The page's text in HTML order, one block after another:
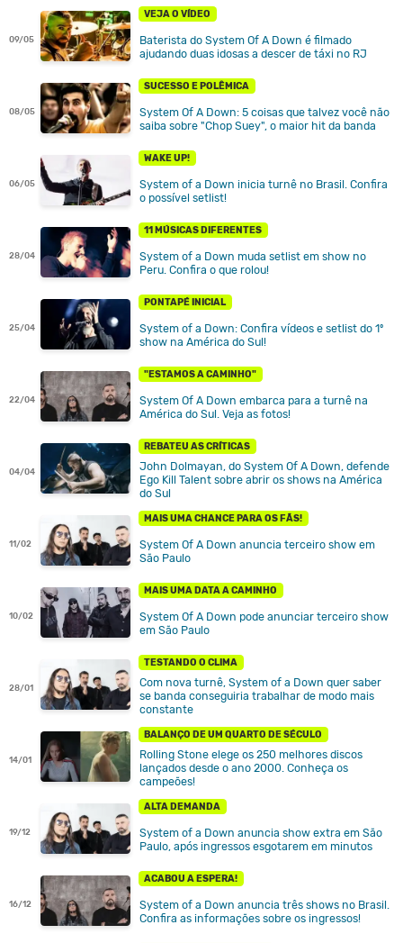
09/05
VEJA O VÍDEO
Baterista do System Of A Down é filmado
ajudando duas idosas a descer de táxi no RJ
08/05
SUCESSO E POLÊMICA
System Of A Down: 5 coisas que talvez você não
saiba sobre "Chop Suey", o maior hit da banda
06/05
WAKE UP!
System of a Down inicia turnê no Brasil. Confira
o possível setlist!
28/04
11 MÚSICAS DIFERENTES
System of a Down muda setlist em show no
Peru. Confira o que rolou!
25/04
PONTAPÉ INICIAL
System of a Down: Confira vídeos e setlist do 1º
show na América do Sul!
22/04
"ESTAMOS A CAMINHO"
System Of A Down embarca para a turnê na
América do Sul. Veja as fotos!
04/04
REBATEU AS CRÍTICAS
John Dolmayan, do System Of A Down, defende
Ego Kill Talent sobre abrir os shows na América
do Sul
11/02
MAIS UMA CHANCE PARA OS FÃS!
System Of A Down anuncia terceiro show em
São Paulo
10/02
MAIS UMA DATA A CAMINHO
System Of A Down pode anunciar terceiro show
em São Paulo
28/01
TESTANDO O CLIMA
Com nova turnê, System of a Down quer saber
se banda conseguiria trabalhar de modo mais
constante
14/01
BALANÇO DE UM QUARTO DE SÉCULO
Rolling Stone elege os 250 melhores discos
lançados desde o ano 2000. Conheça os
campeões!
19/12
ALTA DEMANDA
System of a Down anuncia show extra em São
Paulo, após ingressos esgotarem em minutos
16/12
ACABOU A ESPERA!
System of a Down anuncia três shows no Brasil.
Confira as informações sobre os ingressos!